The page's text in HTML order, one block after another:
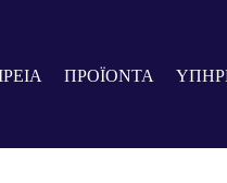
ΠΡΟΪΟΝΤΑ